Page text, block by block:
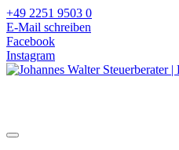
+49 2251 9503 0
E-Mail schreiben
Facebook
Instagram